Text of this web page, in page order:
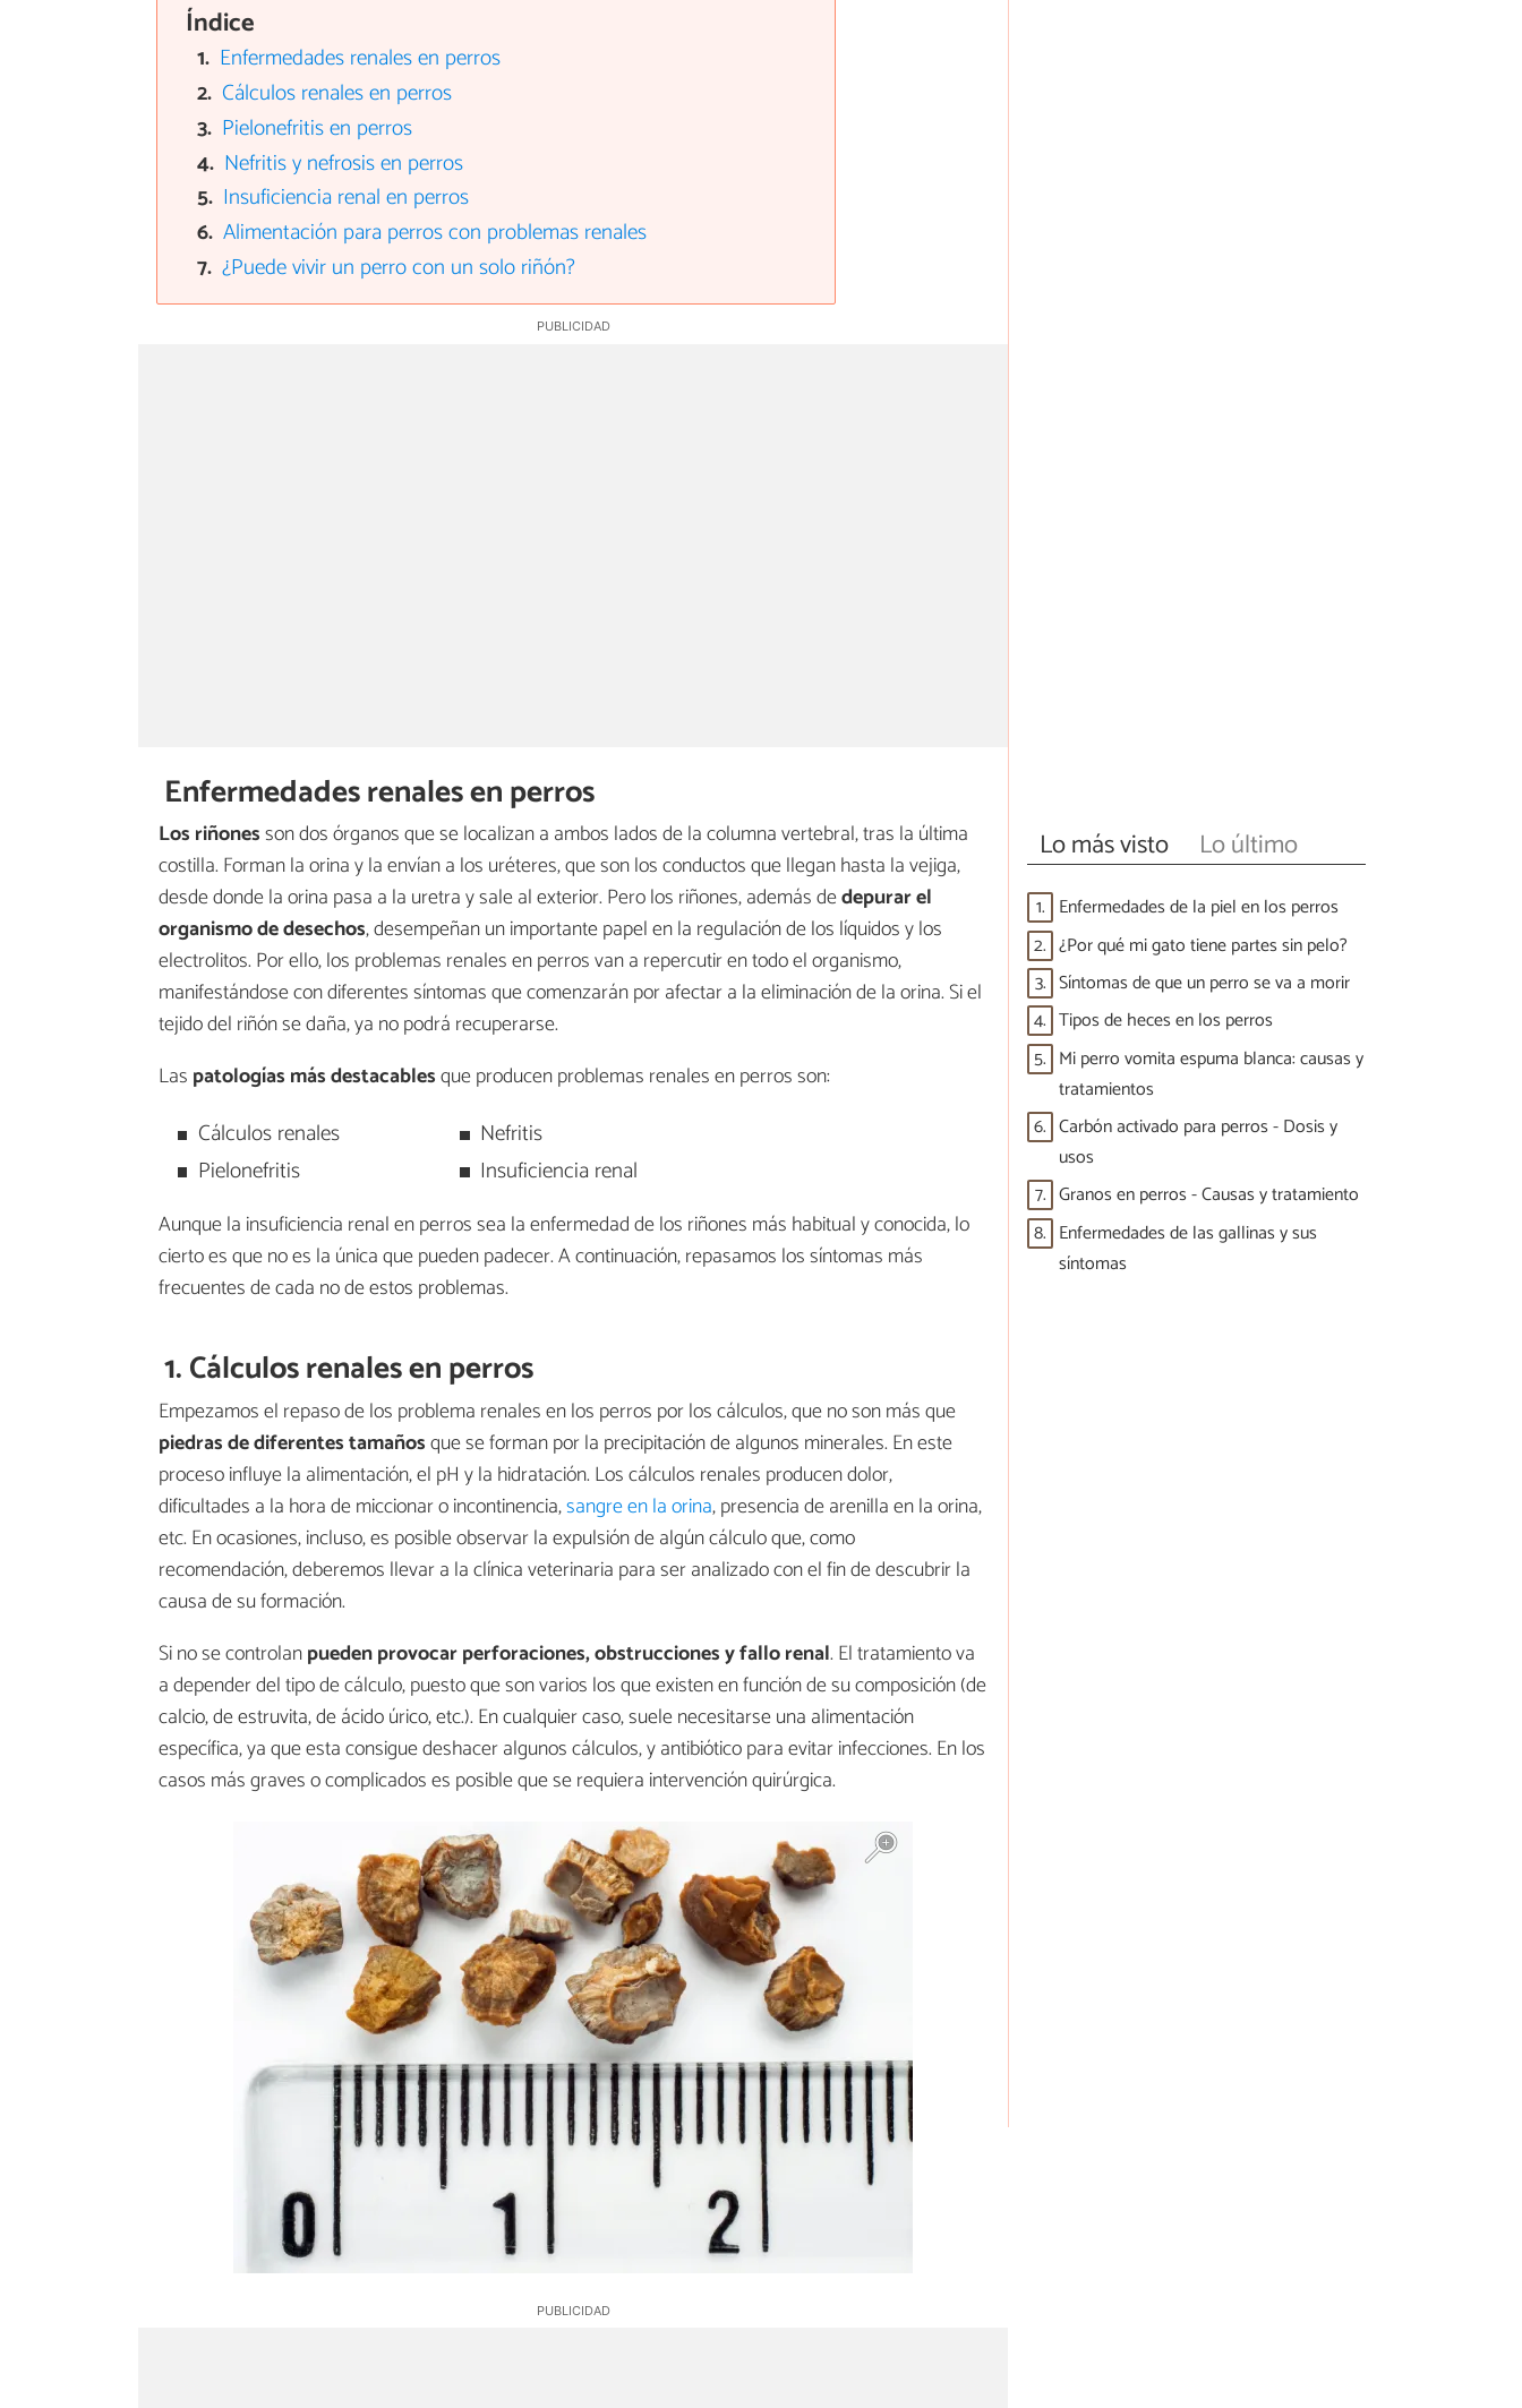
Índice
Enfermedades renales en perros
Cálculos renales en perros
Pielonefritis en perros
Nefritis y nefrosis en perros
Insuficiencia renal en perros
Alimentación para perros con problemas renales
¿Puede vivir un perro con un solo riñón?
Enfermedades renales en perros
Los riñonesson dos órganos que se localizan a ambos lados de la columna vertebral, tras la última
costilla. Forman la orina y la envían a los uréteres, que son los conductos que llegan hasta la vejiga,
desde donde la orina pasa a la uretra y sale al exterior. Pero los riñones, además dedepurar el
organismo de desechos, desempeñan un importante papel en la regulación de los líquidos y los
electrolitos. Por ello, los problemas renales en perros van a repercutir en todo el organismo,
manifestándose con diferentes síntomas que comenzarán por afectar a la eliminación de la orina. Si el
tejido del riñón se daña, ya no podrá recuperarse.
Las patologías más destacablesque producen problemas renales en perros son:
Cálculos renales
Pielonefritis
Nefritis
Insuficiencia renal
Aunque la insuficiencia renal en perros sea la enfermedad de los riñones más habitual y conocida, lo
cierto es que no es la única que pueden padecer. A continuación, repasamos los síntomas más
frecuentes de cada no de estos problemas.
1. Cálculos renales en perros
Empezamos el repaso de los problema renales en los perros por los cálculos, que no son más que
piedras de diferentes tamañosque se forman por la precipitación de algunos minerales. En este
proceso influye la alimentación, el pH y la hidratación. Los cálculos renales producen dolor,
dificultades a la hora de miccionar o incontinencia,sangre en la orina, presencia de arenilla en la orina,
etc. En ocasiones, incluso, es posible observar la expulsión de algún cálculo que, como
recomendación, deberemos llevar a la clínica veterinaria para ser analizado con el fin de descubrir la
causa de su formación.
Si no se controlanpueden provocar perforaciones, obstrucciones y fallo renal. El tratamiento va
a depender del tipo de cálculo, puesto que son varios los que existen en función de su composición (de
calcio, de estruvita, de ácido úrico, etc.). En cualquier caso, suele necesitarse una alimentación
específica, ya que esta consigue deshacer algunos cálculos, y antibiótico para evitar infecciones. En los
casos más graves o complicados es posible que se requiera intervención quirúrgica.
Lo más visto Lo último
1. Enfermedades de la piel en los perros
2. ¿Por qué mi gato tiene partes sin pelo?
3. Síntomas de que un perro se va a morir
4. Tipos de heces en los perros
5. Mi perro vomita espuma blanca: causas y
tratamientos
6. Carbón activado para perros - Dosis y
usos
7. Granos en perros - Causas y tratamiento
8. Enfermedades de las gallinas y sus
síntomas